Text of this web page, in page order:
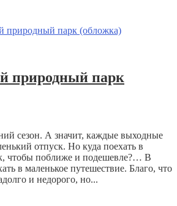
природный парк
сезон. А значит, каждые выходные
отпуск. Но куда поехать в
чтобы поближе и подешевле?… В
в маленькое путешествие. Благо, что
и недорого, но...